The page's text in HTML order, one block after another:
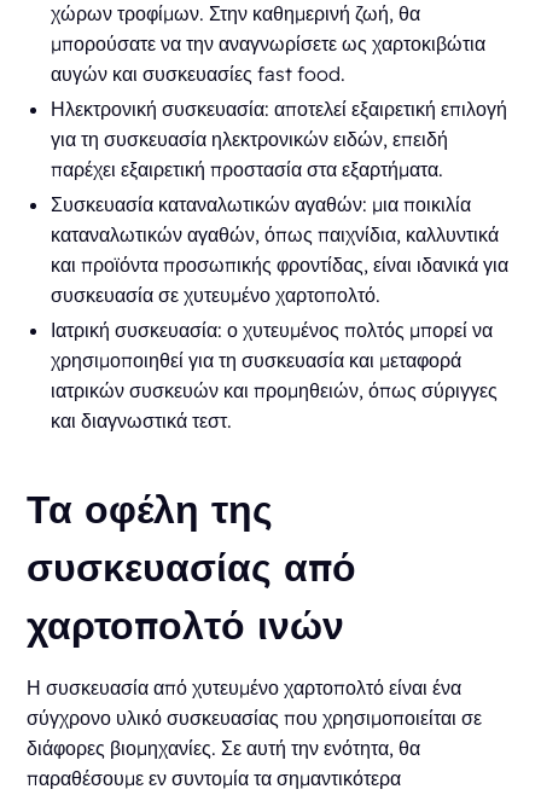
χώρων τροφίμων. Στην καθημερινή ζωή, θα
μπορούσατε να την αναγνωρίσετε ως χαρτοκιβώτια
αυγών και συσκευασίες fast food.
Ηλεκτρονική συσκευασία: αποτελεί εξαιρετική επιλογή
για τη συσκευασία ηλεκτρονικών ειδών, επειδή
παρέχει εξαιρετική προστασία στα εξαρτήματα.
Συσκευασία καταναλωτικών αγαθών: μια ποικιλία
καταναλωτικών αγαθών, όπως παιχνίδια, καλλυντικά
και προϊόντα προσωπικής φροντίδας, είναι ιδανικά για
συσκευασία σε χυτευμένο χαρτοπολτό.
Ιατρική συσκευασία: ο χυτευμένος πολτός μπορεί να
χρησιμοποιηθεί για τη συσκευασία και μεταφορά
ιατρικών συσκευών και προμηθειών, όπως σύριγγες
και διαγνωστικά τεστ.
Τα οφέλη της
συσκευασίας από
χαρτοπολτό ινών
Η συσκευασία από χυτευμένο χαρτοπολτό είναι ένα
σύγχρονο υλικό συσκευασίας που χρησιμοποιείται σε
διάφορες βιομηχανίες. Σε αυτή την ενότητα, θα
παραθέσουμε εν συντομία τα σημαντικότερα